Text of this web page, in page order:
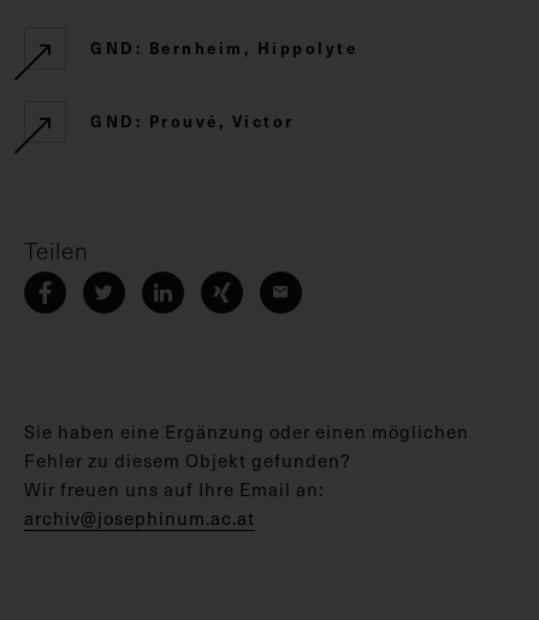
GND: Bernheim, Hippolyte
GND: Prouvé, Victor
Teilen
Sie haben eine Ergänzung oder einen möglichen
Fehler zu diesem Objekt gefunden?
Wir freuen uns auf Ihre Email an:
archiv@josephinum.ac.at